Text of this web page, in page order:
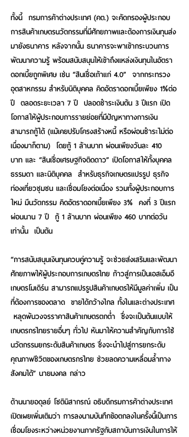
ทั้งนี้  กรมการค้าต่างประเทศ (คต.) จะคัดกรองผู้ประกอบ
การสินค้าเกษตรนวัตกรรมที่มีศักยภาพและต้องการเงินทุนส่ง
มายังธนาคาร หลังจากนั้น ธนาคารจะพาเข้ากระบวนการ
พัฒนาความรู้ พร้อมสนับสนุนให้เข้าถึงแหล่งเงินทุนในอัตรา
ดอกเบี้ยถูกพิเศษ เช่น “สินเชื่อเถ้าแก่ 4.0”  จากกระทรวง
อุตสาหกรรม สำหรับนิติบุคคล คิดอัตราดอกเบี้ยเพียง 1%ต่อ
ปี  ตลอดระยะเวลา 7 ปี  ปลอดชำระเงินต้น 3 ปีแรก เปิด
โอกาสให้ผู้ประกอบการรายย่อยที่มีปัญหาทางการเงิน
สามารถกู้ได้ (แม้เคยปรับโครงสร้างหนี้ หรือผ่อนชำระไม่ต่อ
เนื่องมาก็ตาม)  โดยกู้ 1 ล้านบาท ผ่อนเพียงวันละ 410
บาท และ “สินเชื่อเศรษฐกิจติดดาว” เปิดโอกาสให้ทั้งบุคคล
ธรรมดา และนิติบุคคล  สำหรับธุรกิจเกษตรแปรรูป ธุรกิจ
ท่องเที่ยวชุมชน และเชื่อมโยงต่อเนื่อง รวมทั้งผู้ประกอบการ
ใหม่ มีนวัตกรรม คิดอัตราดอกเบี้ยเพียง 3%  คงที่ 3 ปีแรก
ผ่อนนาน 7 ปี  กู้ 1 ล้านบาท ผ่อนเพียง 460 บาทต่อวัน
เท่านั้น  เป็นต้น
“การสนับสนุนเงินทุนควบคู่ความรู้ จะช่วยส่งเสริมและพัฒนา
ศักยภาพให้ผู้ประกอบการเกษตรไทย ก้าวสู่การเป็นเอสเอ็มอี
เกษตรโมเดิร์น สามารถแปรรูปสินค้าเกษตรให้มีมูลค่าเพิ่ม เป็น
ที่ต้องการของตลาด  ขายได้กว้างไกล ทั้งในและต่างประเทศ
หลุดพ้นวงจรราคาสินค้าเกษตรตกต่ำ  ซึ่งจะเป็นต้นแบบให้
เกษตรกรไทยรายอื่นๆ ทั่วไป หันมาให้ความสำคัญกับการใช้
นวัตกรรมยกระดับสินค้าเกษตร ซึ่งจะนำไปสู่การยกระดับ
คุณภาพชีวิตของเกษตรกรไทย ช่วยลดความเหลื่อมล้ำทาง
สังคมได้” นายมงคล กล่าว
ด้านนายอดุลย์ โชตินิสากรณ์ อธิบดีกรมการค้าต่างประเทศ
เปิดเผยเพิ่มเติมว่า การลงนามบันทึกข้อตกลงในครั้งนี้เป็นการ
เชื่อมโยงระหว่างหน่วยงานภาครัฐกับสถาบันการเงินในการให้